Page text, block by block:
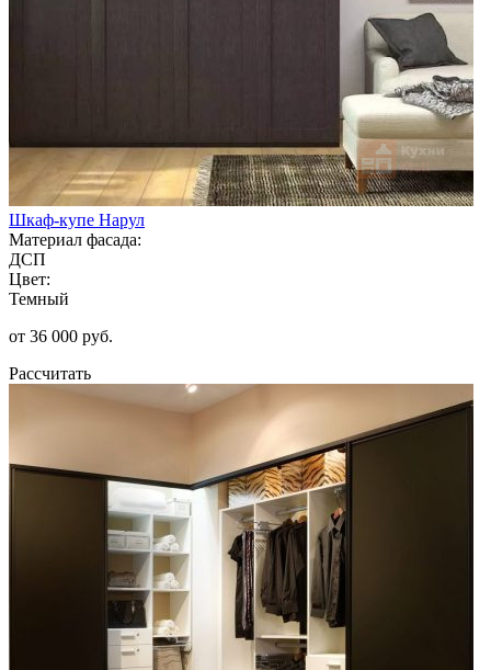
Шкаф-купе Нарул
Материал фасада:
ДСП
Цвет:
Темный
от 36 000 руб.
Рассчитать